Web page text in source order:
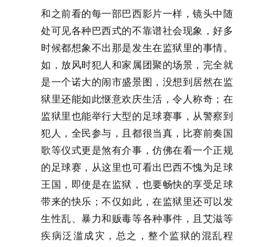
和之前看的每一部巴西影片一样，镜头中随
处可见各种巴西式的不靠谱社会现象，好多
时候都想象不出那是发生在监狱里的事情。
如，放风时犯人和家属团聚的场景，完全就
是一个诺大的闹市盛景图，没想到居然在监
狱里还能如此惬意欢庆生活，令人称奇；在
监狱里也能举行大型的足球赛事，从警察到
犯人，全民参与，且都很当真，比赛前奏国
歌等仪式更是煞有介事，仿佛在看一个正规
的足球赛，从这里也可看出巴西不愧为足球
王国，即使是在监狱，也要畅快的享受足球
带来的快乐；不仅如此，在监狱里还可以发
生性乱、暴力和贩毒等各种事件，且艾滋等
疾病泛滥成灾，总之，整个监狱的混乱程